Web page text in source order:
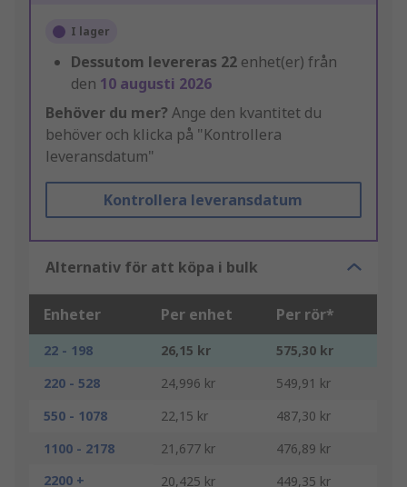
I lager
Dessutom levereras 22 enhet(er) från
den 10 augusti 2026
Behöver du mer? Ange den kvantitet du
behöver och klicka på "Kontrollera
leveransdatum"
Kontrollera leveransdatum
Alternativ för att köpa i bulk
Enheter Per enhet Per rör*
22 - 198 26,15 kr
575,30 kr
220 - 528
24,996 kr
549,91 kr
550 - 1078
22,15 kr
487,30 kr
1100 - 2178
21,677 kr
476,89 kr
2200 +
20,425 kr 449,35 kr